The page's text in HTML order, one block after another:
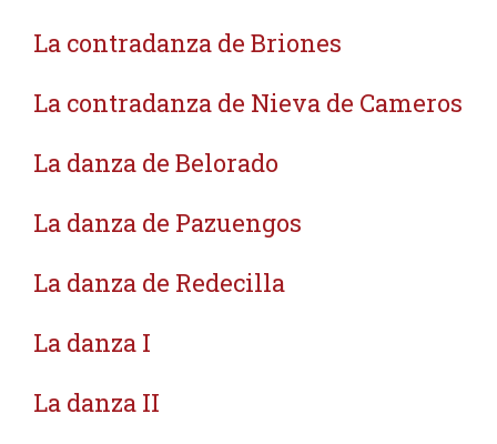
La contradanza de Briones
La contradanza de Nieva de Cameros
La danza de Belorado
La danza de Pazuengos
La danza de Redecilla
La danza I
La danza II